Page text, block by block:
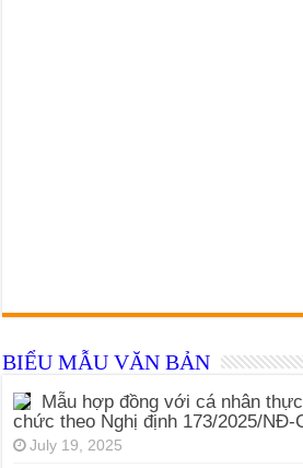
BIỂU MẪU VĂN BẢN
Mẫu hợp đồng với cá nhân
chức theo Nghị định 173/2025/NĐ-
July 19, 2025